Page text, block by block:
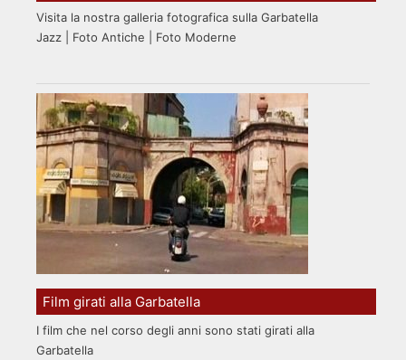
Visita la nostra galleria fotografica sulla Garbatella
Jazz | Foto Antiche | Foto Moderne
Film girati alla Garbatella
I film che nel corso degli anni sono stati girati alla
Garbatella